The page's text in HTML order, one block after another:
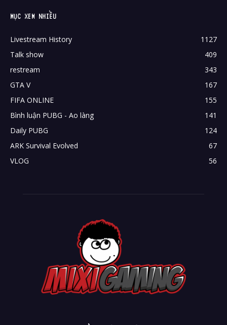
MỤC XEM NHIỀU
Livestream History
1127
Talk show
409
restream
343
GTA V
167
FIFA ONLINE
155
Bình luận PUBG - Ao làng
141
Daily PUBG
124
ARK Survival Evolved
67
VLOG
56